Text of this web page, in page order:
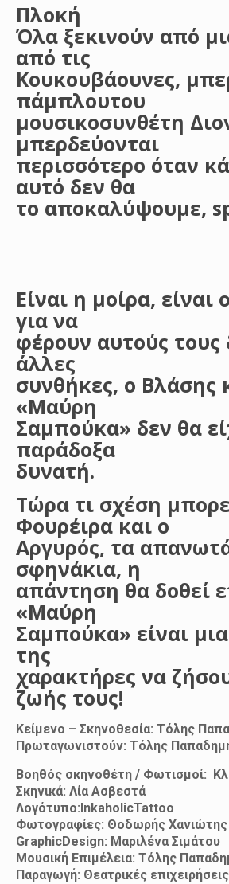
Πλοκή
Όλα ξεκινούν από
από τις
Κουκουβάουνες,
πάμπλουτου
μουσικοσυνθέτη
μπερδεύονται
περισσότερο όταν
αυτό δεν θα
το αποκαλύψουμε,
Είναι η μοίρα,
για να
φέρουν αυτούς
άλλες
συνθήκες, ο Βλάσης
«Μαύρη
Σαμπούκα» δεν θα
παράδοξα
δυνατή.
Τώρα τι σχέση
Φουρέιρα και ο
Αργυρός, τα
σφηνάκια, η
απάντηση θα δοθεί
«Μαύρη
Σαμπούκα» είναι
της
χαρακτήρες να
ζωής τους!
Κείμενο – Σκηνοθεσία: Τόλης
Πρωταγωνιστούν: Τόλης
Βοηθός σκηνοθέτη / Φωτισμοί:
Σκηνικά: Λία Ασβεστά
Λογότυπο:InkaholicTattoo
Φωτογραφίες: Θοδωρής Χανιώτης
GraphicDesign: Μαριλένα Σιμάτου
Μουσική Επιμέλεια: Τόλης
Παραγωγή: Θεατρικές